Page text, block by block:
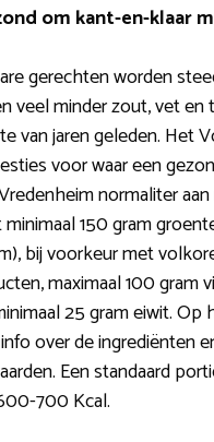
om kant-en-klaar
gerechten worden
veel minder zout, vet en
van jaren geleden. Het
voor waar een
normaliter
150 gram
bij voorkeur met
maximaal 100 gram
25 gram eiwit.
over de ingrediënten
Een standaard
700 Kcal.